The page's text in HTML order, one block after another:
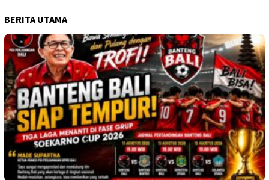
BERITA UTAMA